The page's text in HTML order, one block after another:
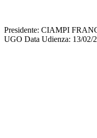
Presidente: CIAMPI
UGO Data Udienza: 13/02/